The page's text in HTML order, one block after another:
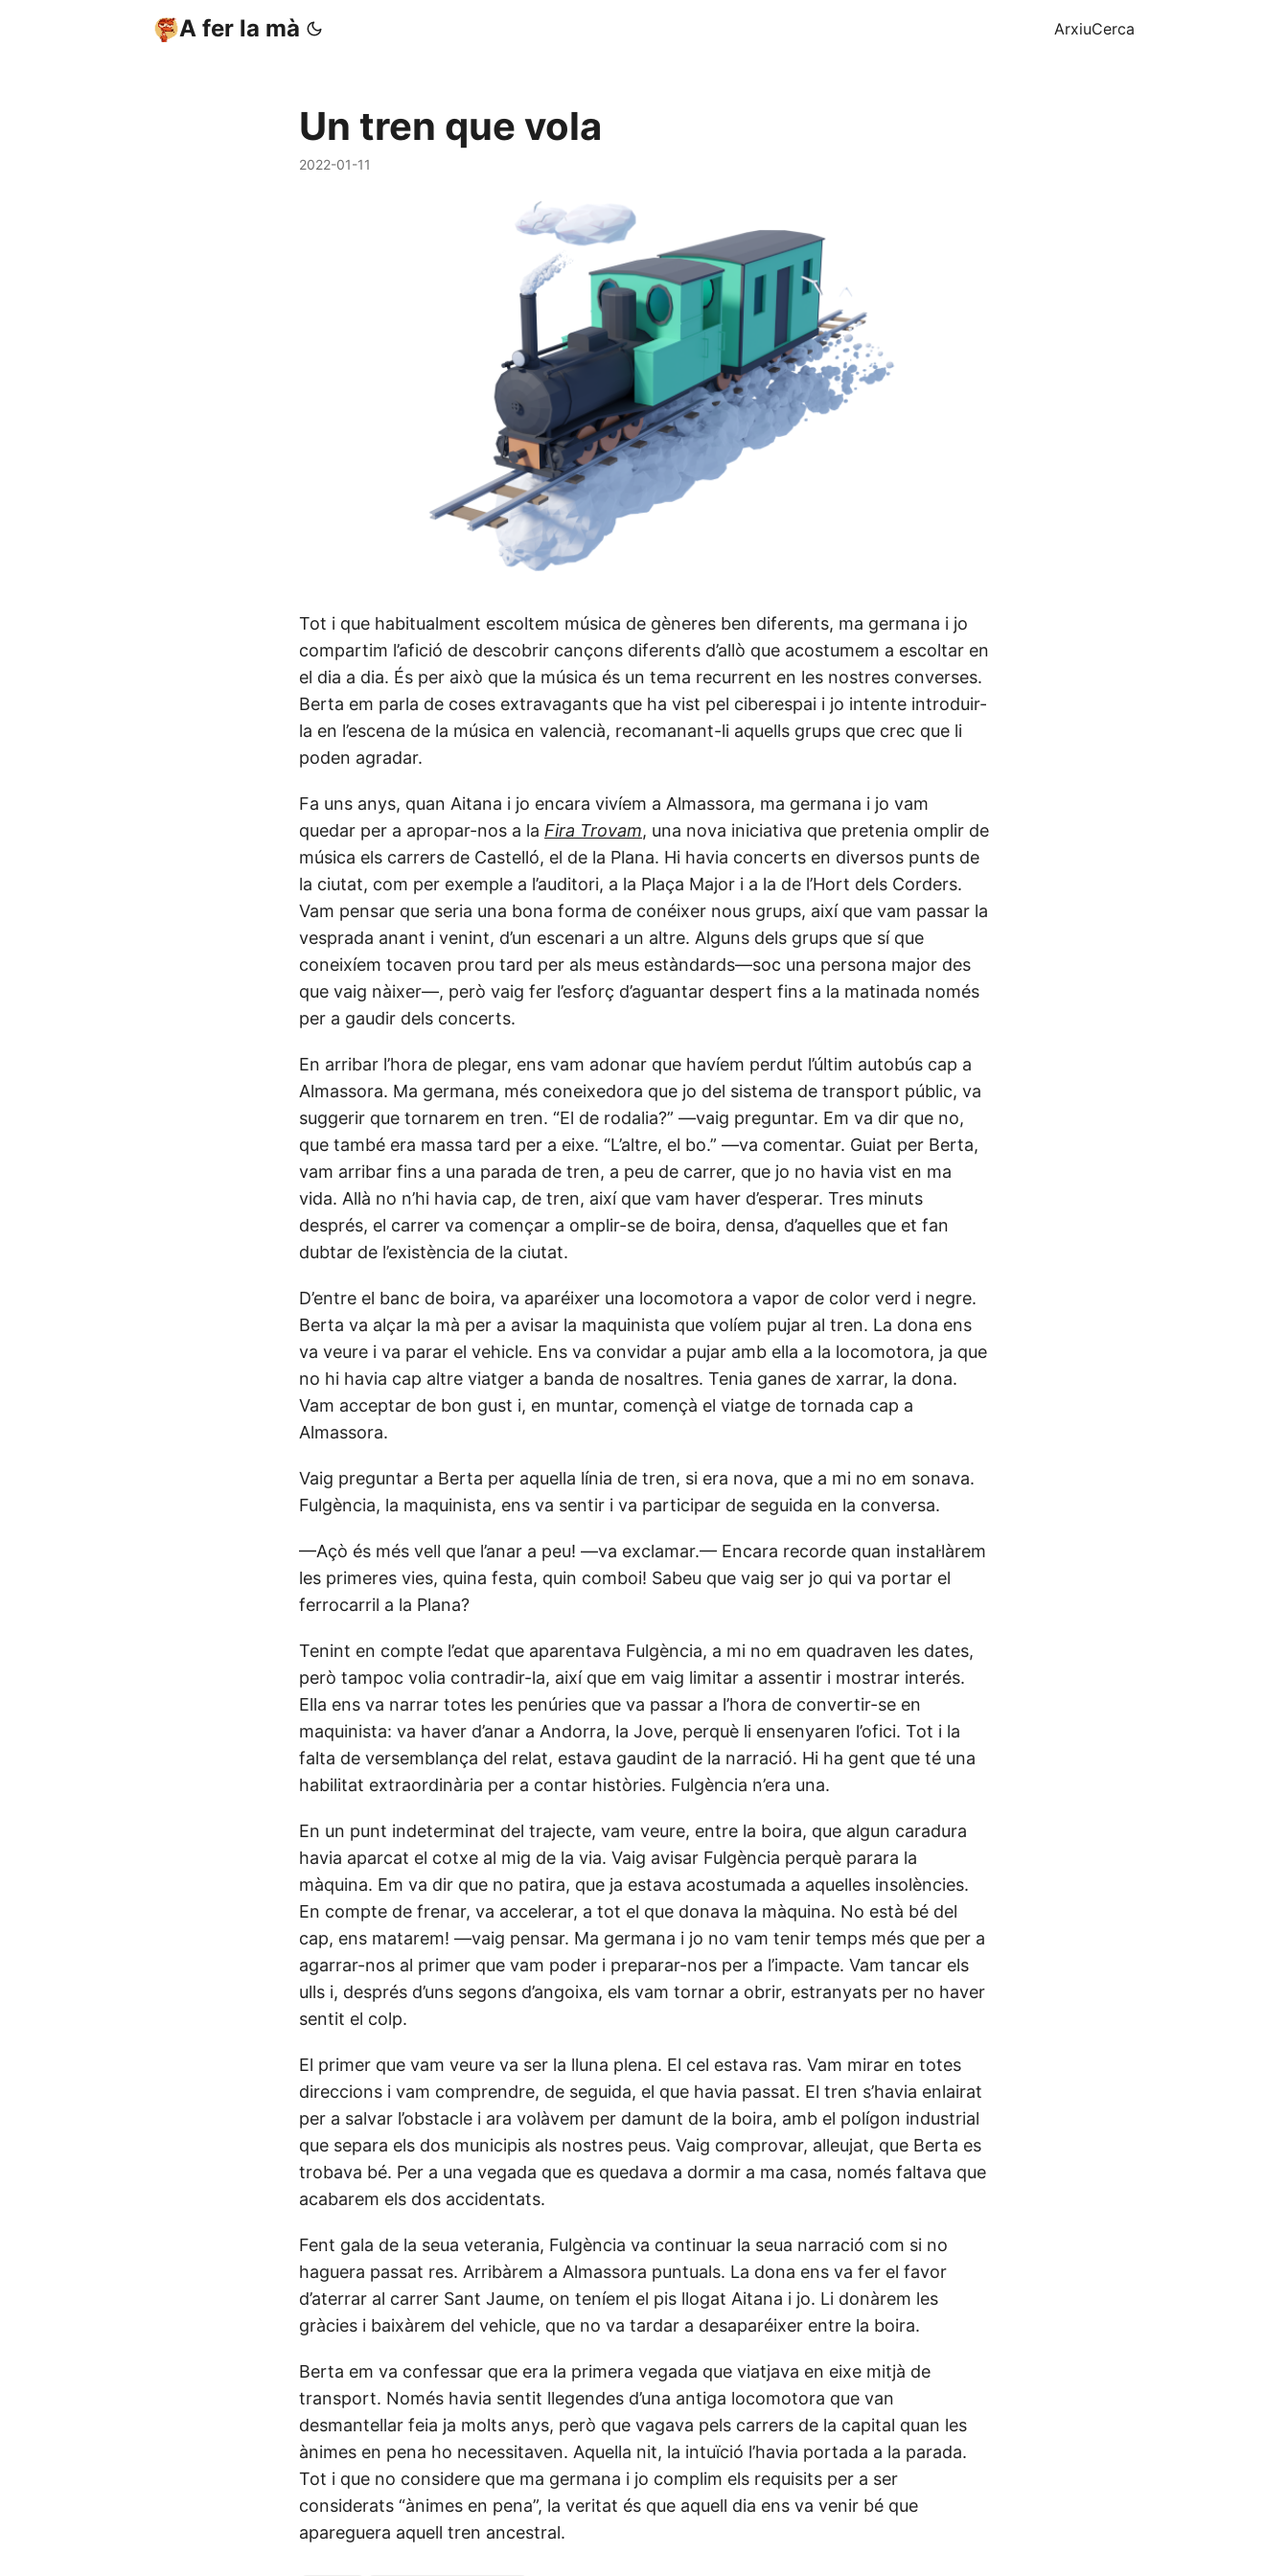
A fer la mà ArxiuCerca
Un tren que vola
2022-01-11
Tot i que habitualment escoltem música de gèneres ben diferents, ma germana i jo
compartim l’afició de descobrir cançons diferents d’allò que acostumem a escoltar en
el dia a dia. És per això que la música és un tema recurrent en les nostres converses.
Berta em parla de coses extravagants que ha vist pel ciberespai i jo intente introduir-
la en l’escena de la música en valencià, recomanant-li aquells grups que crec que li
poden agradar.
Fa uns anys, quan Aitana i jo encara vivíem a Almassora, ma germana i jo vam
quedar per a apropar-nos a la Fira Trovam, una nova iniciativa que pretenia omplir de
música els carrers de Castelló, el de la Plana. Hi havia concerts en diversos punts de
la ciutat, com per exemple a l’auditori, a la Plaça Major i a la de l’Hort dels Corders.
Vam pensar que seria una bona forma de conéixer nous grups, així que vam passar la
vesprada anant i venint, d’un escenari a un altre. Alguns dels grups que sí que
coneixíem tocaven prou tard per als meus estàndards—soc una persona major des
que vaig nàixer—, però vaig fer l’esforç d’aguantar despert fins a la matinada només
per a gaudir dels concerts.
En arribar l’hora de plegar, ens vam adonar que havíem perdut l’últim autobús cap a
Almassora. Ma germana, més coneixedora que jo del sistema de transport públic, va
suggerir que tornarem en tren. “El de rodalia?” —vaig preguntar. Em va dir que no,
que també era massa tard per a eixe. “L’altre, el bo.” —va comentar. Guiat per Berta,
vam arribar fins a una parada de tren, a peu de carrer, que jo no havia vist en ma
vida. Allà no n’hi havia cap, de tren, així que vam haver d’esperar. Tres minuts
després, el carrer va començar a omplir-se de boira, densa, d’aquelles que et fan
dubtar de l’existència de la ciutat.
D’entre el banc de boira, va aparéixer una locomotora a vapor de color verd i negre.
Berta va alçar la mà per a avisar la maquinista que volíem pujar al tren. La dona ens
va veure i va parar el vehicle. Ens va convidar a pujar amb ella a la locomotora, ja que
no hi havia cap altre viatger a banda de nosaltres. Tenia ganes de xarrar, la dona.
Vam acceptar de bon gust i, en muntar, començà el viatge de tornada cap a
Almassora.
Vaig preguntar a Berta per aquella línia de tren, si era nova, que a mi no em sonava.
Fulgència, la maquinista, ens va sentir i va participar de seguida en la conversa.
—Açò és més vell que l’anar a peu! —va exclamar.— Encara recorde quan instal·làrem
les primeres vies, quina festa, quin comboi! Sabeu que vaig ser jo qui va portar el
ferrocarril a la Plana?
Tenint en compte l’edat que aparentava Fulgència, a mi no em quadraven les dates,
però tampoc volia contradir-la, així que em vaig limitar a assentir i mostrar interés.
Ella ens va narrar totes les penúries que va passar a l’hora de convertir-se en
maquinista: va haver d’anar a Andorra, la Jove, perquè li ensenyaren l’ofici. Tot i la
falta de versemblança del relat, estava gaudint de la narració. Hi ha gent que té una
habilitat extraordinària per a contar històries. Fulgència n’era una.
En un punt indeterminat del trajecte, vam veure, entre la boira, que algun caradura
havia aparcat el cotxe al mig de la via. Vaig avisar Fulgència perquè parara la
màquina. Em va dir que no patira, que ja estava acostumada a aquelles insolències.
En compte de frenar, va accelerar, a tot el que donava la màquina. No està bé del
cap, ens matarem! —vaig pensar. Ma germana i jo no vam tenir temps més que per a
agarrar-nos al primer que vam poder i preparar-nos per a l’impacte. Vam tancar els
ulls i, després d’uns segons d’angoixa, els vam tornar a obrir, estranyats per no haver
sentit el colp.
El primer que vam veure va ser la lluna plena. El cel estava ras. Vam mirar en totes
direccions i vam comprendre, de seguida, el que havia passat. El tren s’havia enlairat
per a salvar l’obstacle i ara volàvem per damunt de la boira, amb el polígon industrial
que separa els dos municipis als nostres peus. Vaig comprovar, alleujat, que Berta es
trobava bé. Per a una vegada que es quedava a dormir a ma casa, només faltava que
acabarem els dos accidentats.
Fent gala de la seua veterania, Fulgència va continuar la seua narració com si no
haguera passat res. Arribàrem a Almassora puntuals. La dona ens va fer el favor
d’aterrar al carrer Sant Jaume, on teníem el pis llogat Aitana i jo. Li donàrem les
gràcies i baixàrem del vehicle, que no va tardar a desaparéixer entre la boira.
Berta em va confessar que era la primera vegada que viatjava en eixe mitjà de
transport. Només havia sentit llegendes d’una antiga locomotora que van
desmantellar feia ja molts anys, però que vagava pels carrers de la capital quan les
ànimes en pena ho necessitaven. Aquella nit, la intuïció l’havia portada a la parada.
Tot i que no considere que ma germana i jo complim els requisits per a ser
considerats “ànimes en pena”, la veritat és que aquell dia ens va venir bé que
apareguera aquell tren ancestral.